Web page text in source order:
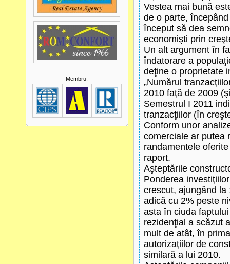
Membru:
Vestea mai bună
de o parte,
început să dea
economişti prin
Un alt argument în
îndatorare a
deţine o proprietate
„Numărul
2010 faţă de 2009
Semestrul I 2011
tranzacţiilor (în
Conform unor
comerciale ar putea
randamentele
raport.
Aşteptările
Ponderea
crescut, ajungând la
adică cu 2% peste
asta în ciuda
rezidenţial a scăzut
mult de atât, în
autorizaţiilor de
similară a lui 2010.